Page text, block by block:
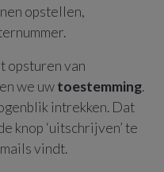
opstellen,
opsturen van
we uwtoestemming.
intrekken. Dat
knop ‘uitschrijven’ te
vindt.